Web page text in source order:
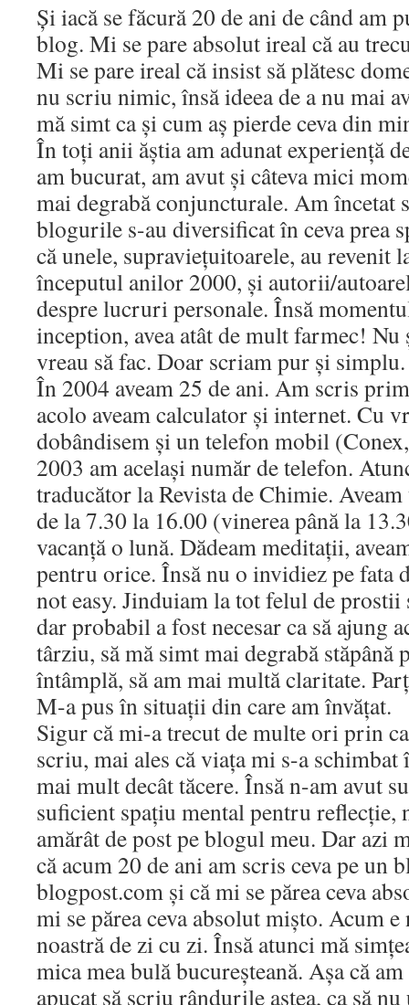
Și iacă se făcură 20 de ani de când am
blog. Mi se pare absolut ireal că au
Mi se pare ireal că insist să plătesc
nu scriu nimic, însă ideea de a nu mai
mă simt ca și cum aș pierde ceva din
În toți anii ăștia am adunat experiență
am bucurat, am avut și câteva mici
mai degrabă conjuncturale. Am încetat
blogurile s-au diversificat în ceva prea
că unele, supraviețuitoarele, au revenit
începutul anilor 2000, și autorii/
despre lucruri personale. Însă
inception, avea atât de mult farmec! Nu
vreau să fac. Doar scriam pur și simplu.
În 2004 aveam 25 de ani. Am scris
acolo aveam calculator și internet. Cu
dobândisem și un telefon mobil
2003 am același număr de telefon.
traducător la Revista de Chimie.
de la 7.30 la 16.00 (vinerea până la
vacanță o lună. Dădeam meditații,
pentru orice. Însă nu o invidiez pe fata
not easy. Jinduiam la tot felul de prostii
dar probabil a fost necesar ca să ajung
târziu, să mă simt mai degrabă stăpână
întâmplă, să am mai multă claritate.
M-a pus în situații din care am învățat.
Sigur că mi-a trecut de multe ori prin
scriu, mai ales că viața mi s-a schimbat
mai mult decât tăcere. Însă n-am avut
suficient spațiu mental pentru reflecție,
amărât de post pe blogul meu. Dar azi
că acum 20 de ani am scris ceva pe un
blogpost.com și că mi se părea ceva
mi se părea ceva absolut mișto. Acum
noastră de zi cu zi. Însă atunci mă
mica mea bulă bucureșteană. Așa că
apucat să scriu rândurile astea, ca să